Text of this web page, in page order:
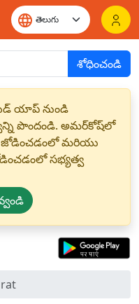
శోధించండి
యాప్ నుండి
పొందండి. అమర్‌కోష్‌లో
జోడించడంలో మరియు
సభ్యత్వ
rat